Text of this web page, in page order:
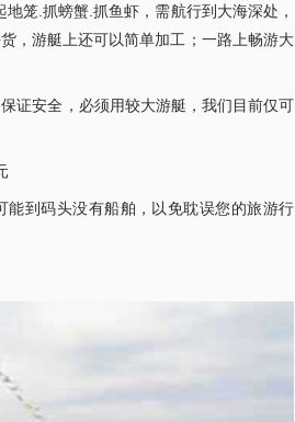
笼.抓螃蟹.抓鱼虾，需航行到大海深处，
，游艇上还可以简单加工；一路上畅游大
证安全，必须用较大游艇，我们目前仅可
到码头没有船舶，以免耽误您的旅游行